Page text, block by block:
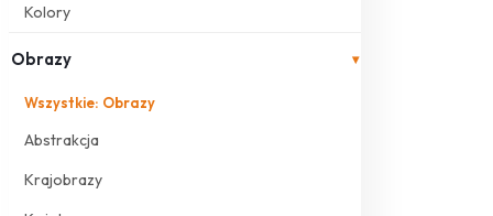
Kolory
Obrazy ▾
Wszystkie: Obrazy
Abstrakcja
Krajobrazy